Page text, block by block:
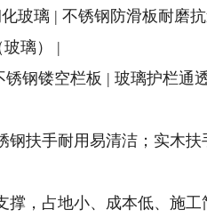
玻璃 | 不锈钢防滑板耐磨
璃） |
钢镂空栏板 | 玻璃护栏通
扶手耐用易清洁；实木
，占地小、成本低、施